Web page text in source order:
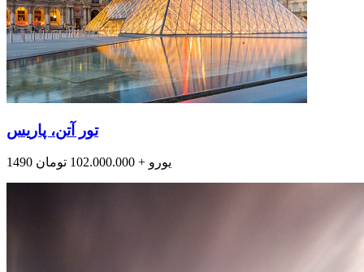
تور آتن، پاریس
1490 یورو + 102.000.000 تومان